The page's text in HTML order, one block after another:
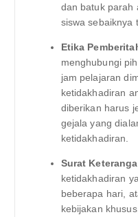
dan batuk parah
siswa sebaiknya
Etika
menghubungi
jam pelajaran
ketidakhadiran
diberikan harus
gejala yang
ketidakhadiran.
Surat
ketidakhadiran
beberapa hari,
kebijakan